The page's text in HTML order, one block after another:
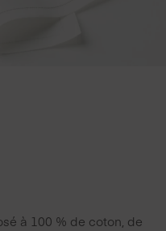
à 100 % de coton, de